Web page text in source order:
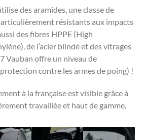
des aramides, une classe de
résistants aux impacts
des fibres HPPE (High
de l’acier blindé et des vitrages
Vauban offre un niveau de
contre les armes de poing) !
à la française est visible grâce à
travaillée et haut de gamme.